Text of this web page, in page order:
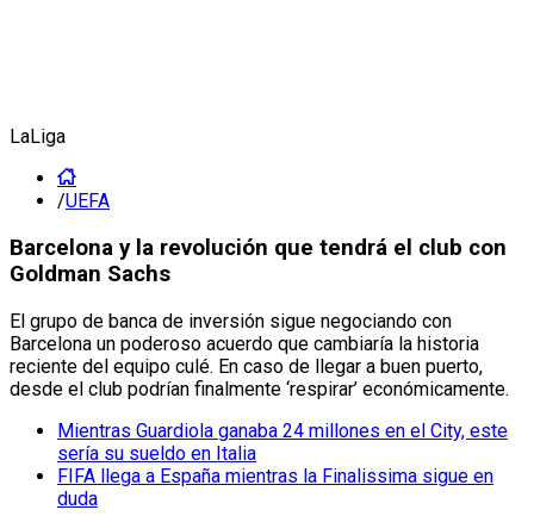
LaLiga
/UEFA
Barcelona y la revolución que tendrá el club con
Goldman Sachs
El grupo de banca de inversión sigue negociando con
Barcelona un poderoso acuerdo que cambiaría la historia
reciente del equipo culé. En caso de llegar a buen puerto,
desde el club podrían finalmente ‘respirar’ económicamente.
Mientras Guardiola ganaba 24 millones en el City, este
sería su sueldo en Italia
FIFA llega a España mientras la Finalissima sigue en
duda